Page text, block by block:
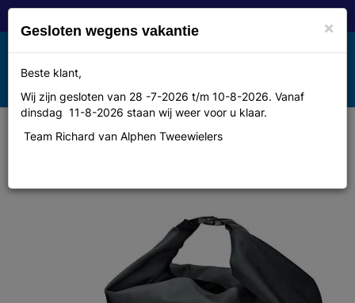
Toggle
navigation
MENU
Racktime Tas rt liva schouder
×
Gesloten wegens vakantie
Beste klant,
Wij zijn gesloten van 28 -7-2026 t/m 10-8-2026. Vanaf
dinsdag 11-8-2026 staan wij weer voor u klaar.
Team Richard van Alphen Tweewielers